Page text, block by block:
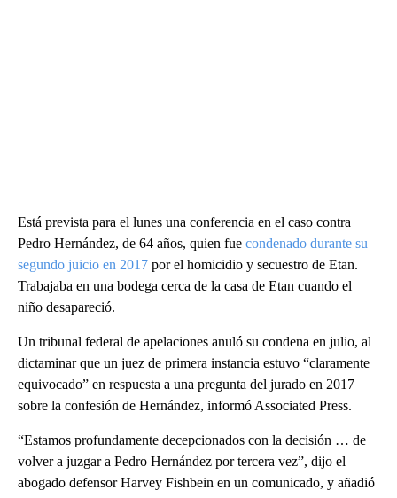
Está prevista para el lunes una conferencia en el caso contra
Pedro Hernández, de 64 años, quien fue condenado durante su
segundo juicio en 2017 por el homicidio y secuestro de Etan.
Trabajaba en una bodega cerca de la casa de Etan cuando el
niño desapareció.
Un tribunal federal de apelaciones anuló su condena en julio, al
dictaminar que un juez de primera instancia estuvo “claramente
equivocado” en respuesta a una pregunta del jurado en 2017
sobre la confesión de Hernández, informó Associated Press.
“Estamos profundamente decepcionados con la decisión … de
volver a juzgar a Pedro Hernández por tercera vez”, dijo el
abogado defensor Harvey Fishbein en un comunicado, y añadió